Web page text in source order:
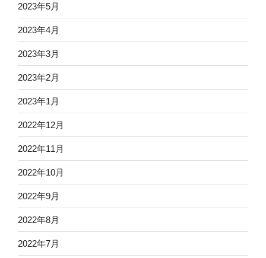
2023年5月
2023年4月
2023年3月
2023年2月
2023年1月
2022年12月
2022年11月
2022年10月
2022年9月
2022年8月
2022年7月